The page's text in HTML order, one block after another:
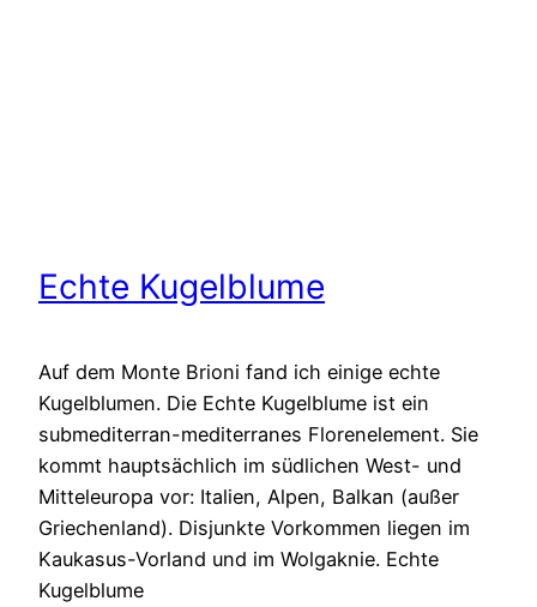
Echte Kugelblume
Auf dem Monte Brioni fand ich einige echte
Kugelblumen. Die Echte Kugelblume ist ein
submediterran-mediterranes Florenelement. Sie
kommt hauptsächlich im südlichen West- und
Mitteleuropa vor: Italien, Alpen, Balkan (außer
Griechenland). Disjunkte Vorkommen liegen im
Kaukasus-Vorland und im Wolgaknie. Echte
Kugelblume